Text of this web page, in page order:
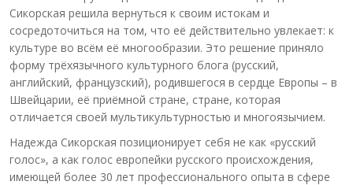
Сикорская решила вернуться к своим истокам и
сосредоточиться на том, что её действительно увлекает: к
культуре во всём её многообразии. Это решение приняло
форму трёхязычного культурного блога (русский,
английский, французский), родившегося в сердце Европы – в
Швейцарии, её приёмной стране, стране, которая
отличается своей мультикультурностью и многоязычием.
Надежда Сикорская позиционирует себя не как «русский
голос», а как голос европейки русского происхождения,
имеющей более 30 лет профессионального опыта в сфере